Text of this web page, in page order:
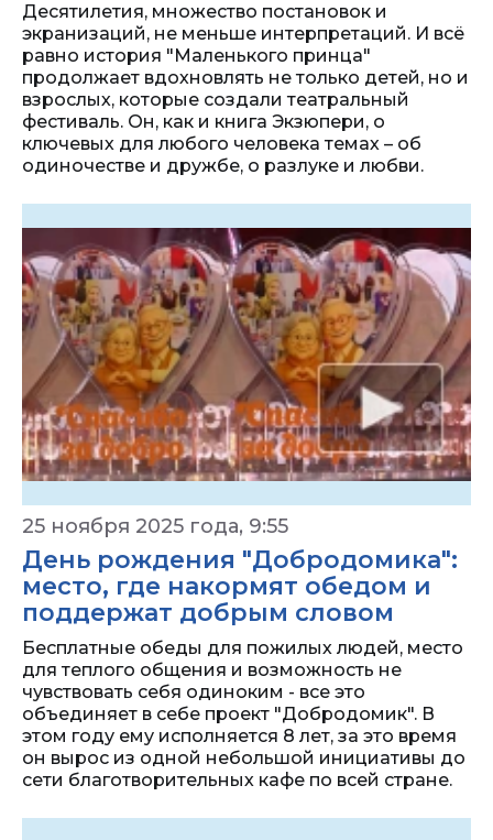
Десятилетия, множество постановок и
экранизаций, не меньше интерпретаций. И всё
равно история "Маленького принца"
продолжает вдохновлять не только детей, но и
взрослых, которые создали театральный
фестиваль. Он, как и книга Экзюпери, о
ключевых для любого человека темах – об
одиночестве и дружбе, о разлуке и любви.
25 ноября 2025 года, 9:55
День рождения "Добродомика":
место, где накормят обедом и
поддержат добрым словом
Бесплатные обеды для пожилых людей, место
для теплого общения и возможность не
чувствовать себя одиноким - все это
объединяет в себе проект "Добродомик". В
этом году ему исполняется 8 лет, за это время
он вырос из одной небольшой инициативы до
сети благотворительных кафе по всей стране.